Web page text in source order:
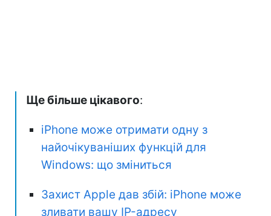
Ще більше цікавого:
iPhone може отримати одну з
найочікуваніших функцій для
Windows: що зміниться
Захист Apple дав збій: iPhone може
зливати вашу IP-адресу